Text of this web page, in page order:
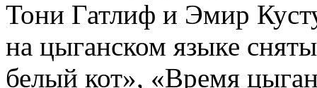
Тони Гатлиф и Эмир
на цыганском языке
белый кот», «Время